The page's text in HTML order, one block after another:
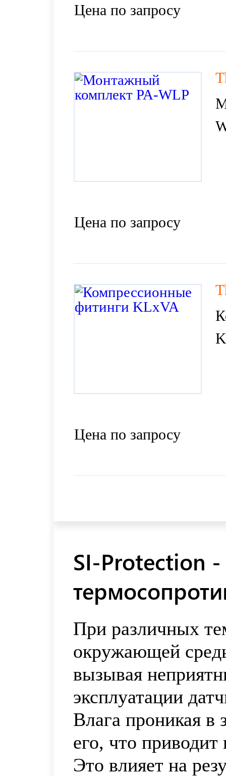
Цена по запросу
Цена по запросу
Цена по запросу
SI-Protection
При различных
окружающей
вызывая
эксплуатации
Влага проникая в
его, что
Это влияет на